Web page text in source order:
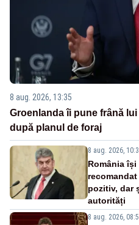
8 aug. 2026, 13:35
Groenlanda îi pune frână
după planul de foraj
8 aug. 2026,
România
pozitiv, dar
autorități
8 aug. 2026,